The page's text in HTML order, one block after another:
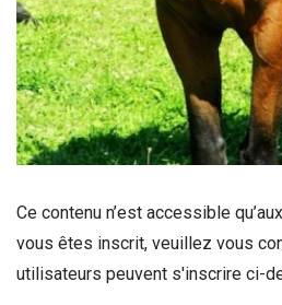
Ce contenu n’est accessible
vous êtes inscrit, veuillez vous
utilisateurs peuvent s'inscrire ci-